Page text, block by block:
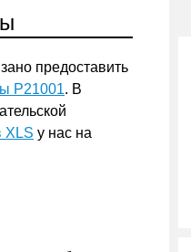
предоставить
Р21001. В
XLS у нас на